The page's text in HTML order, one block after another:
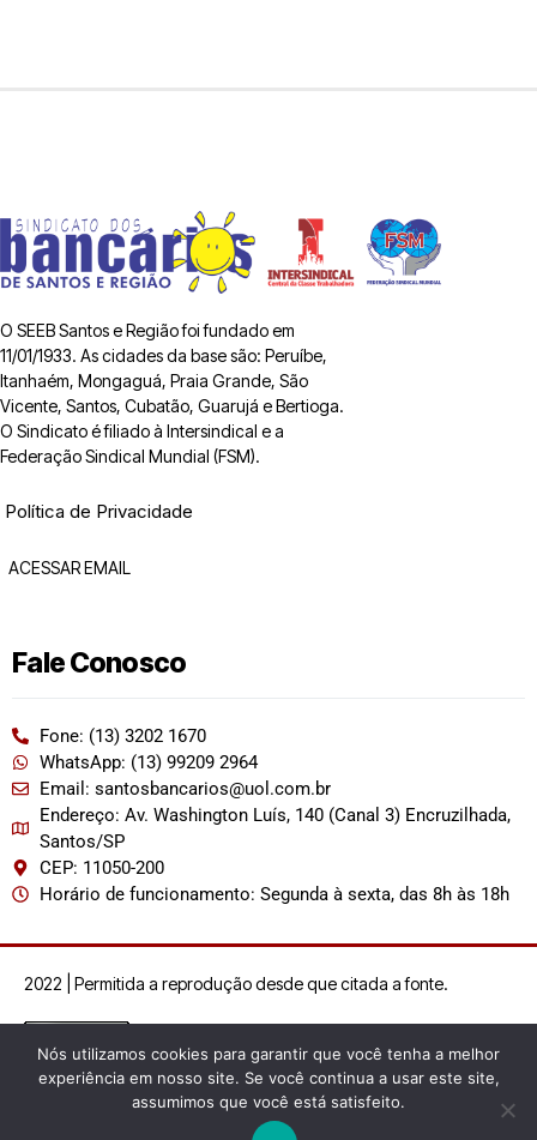
O SEEB Santos e Região foi fundado em
11/01/1933. As cidades da base são: Peruíbe,
Itanhaém, Mongaguá, Praia Grande, São
Vicente, Santos, Cubatão, Guarujá e Bertioga.
O Sindicato é filiado à Intersindical e a
Federação Sindical Mundial (FSM).
Política de Privacidade
ACESSAR EMAIL
Fale Conosco
Fone: (13) 3202 1670
WhatsApp: (13) 99209 2964
Email: santosbancarios@uol.com.br
Endereço: Av. Washington Luís, 140 (Canal 3) Encruzilhada,
Santos/SP
CEP: 11050-200
Horário de funcionamento: Segunda à sexta, das 8h às 18h
2022 | Permitida a reprodução desde que citada a fonte.
Nós utilizamos cookies para garantir que você tenha a melhor
experiência em nosso site. Se você continua a usar este site,
assumimos que você está satisfeito.